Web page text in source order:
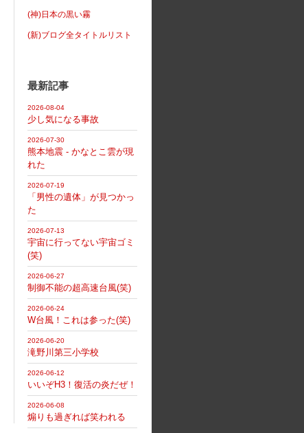
(神)日本の黒い霧
(新)ブログ全タイトルリスト
最新記事
2026-08-04
少し気になる事故
2026-07-30
熊本地震 - かなとこ雲が現
れた
2026-07-19
「男性の遺体」が見つかっ
た
2026-07-13
宇宙に行ってない宇宙ゴミ
(笑)
2026-06-27
制御不能の超高速台風(笑)
2026-06-24
W台風！これは参った(笑)
2026-06-20
滝野川第三小学校
2026-06-12
いいぞH3！復活の炎だぜ！
2026-06-08
煽りも過ぎれば笑われる